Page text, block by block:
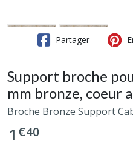
Partager
Support broche
mm bronze, coeur
Broche Bronze Support
1 €40